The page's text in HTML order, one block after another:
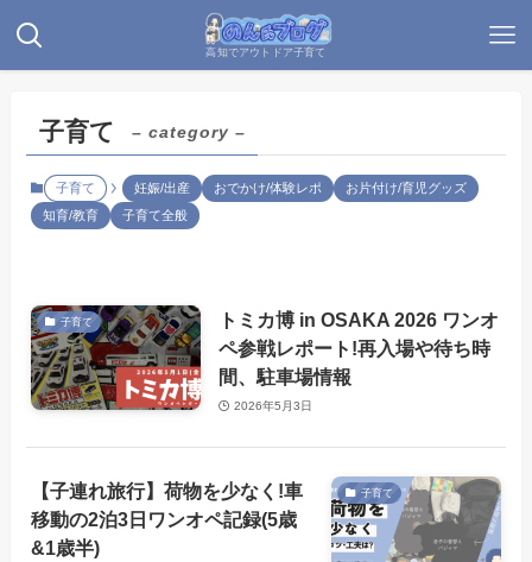
高知でアウトドア子育て
子育て – category –
子育て 妊娠/出産 おでかけ/体験レポ
お片付け/育児グッズ
知育/教育
子育て全般
子育て
トミカ博 in OSAKA 2026 ワンオ
ペ参戦レポート!再入場や待ち時
間、駐車場情報
2026年5月3日
子育て
【子連れ旅行】荷物を少なく!車
移動の2泊3日ワンオペ記録(5歳
&1歳半)